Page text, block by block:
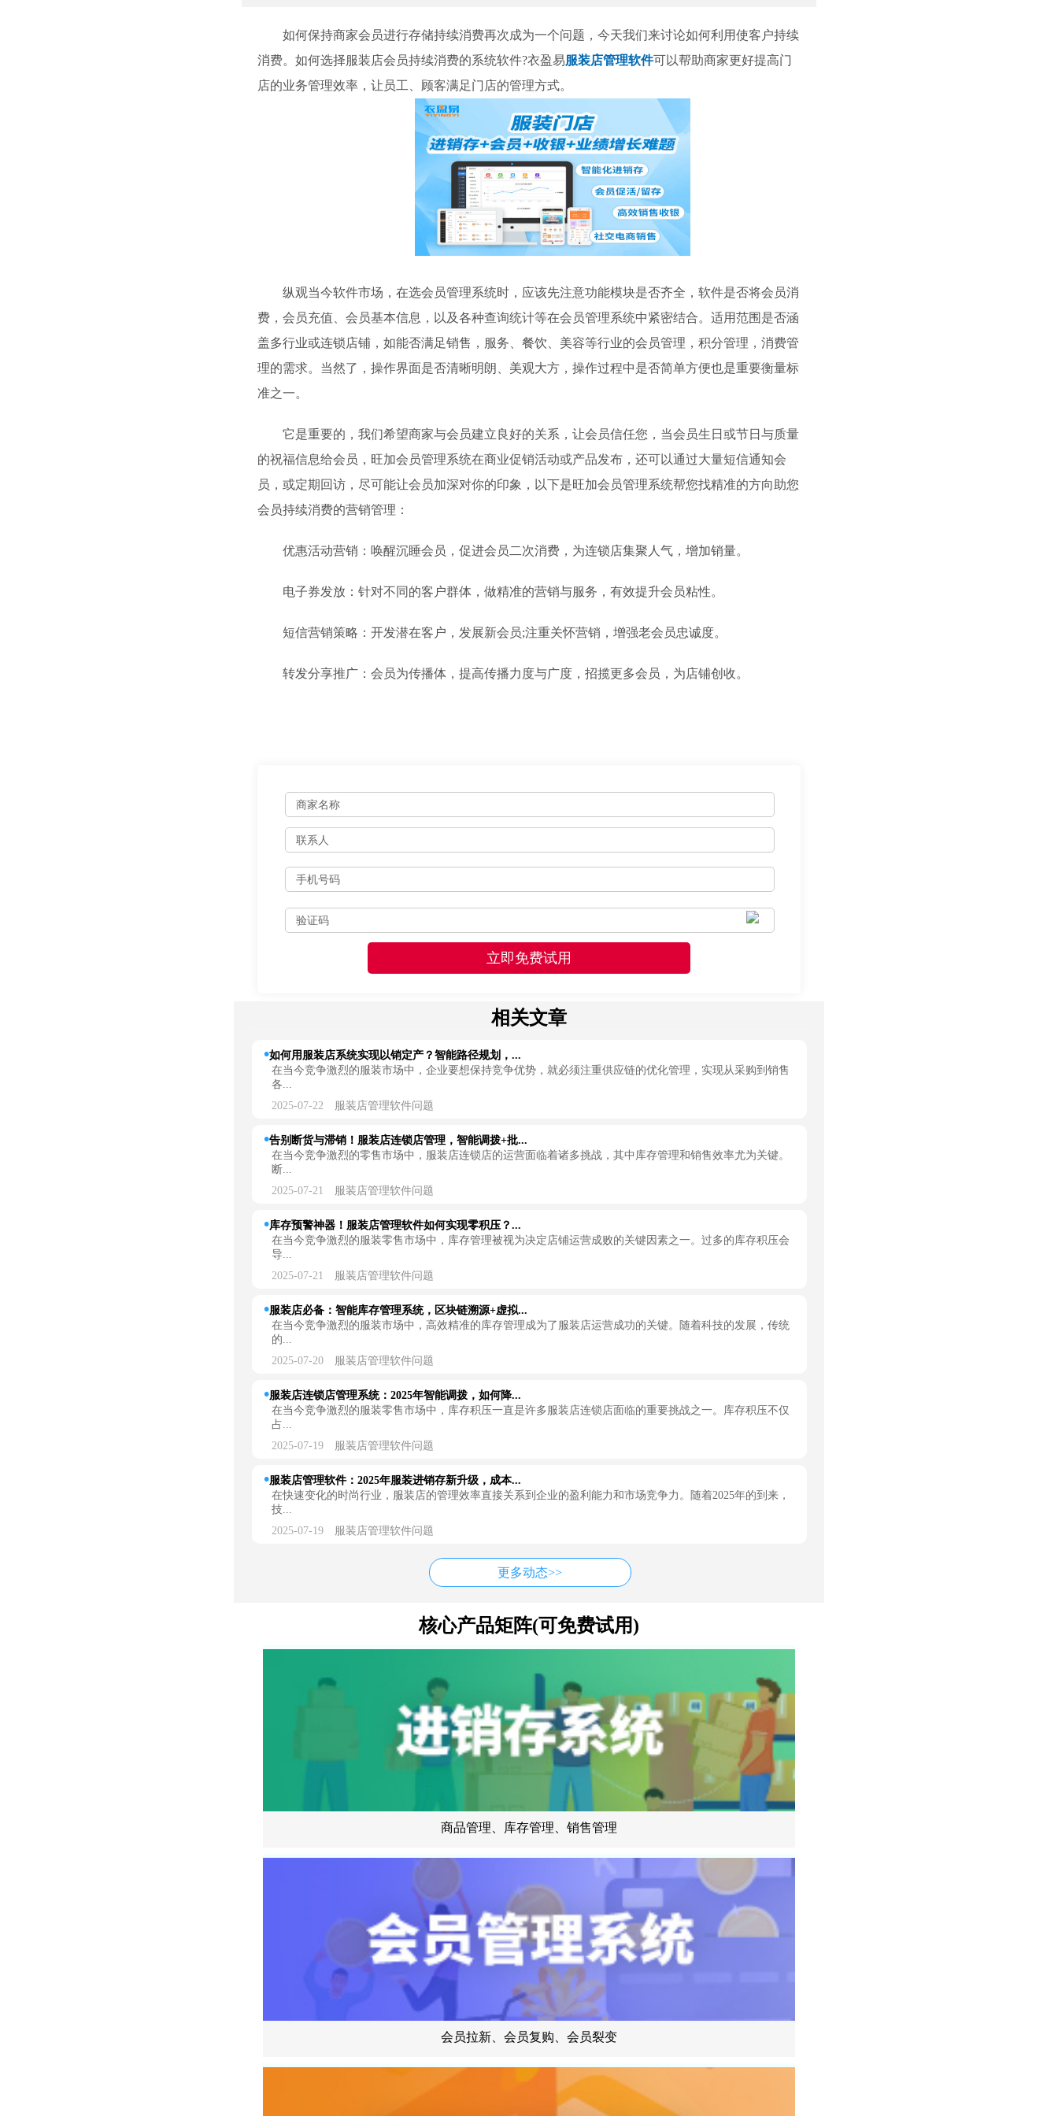
如何保持商家会员进行存储持续消费再次成为一个问题，今天我们来讨论如何利用使客户持续
消费。如何选择服装店会员持续消费的系统软件?衣盈易服装店管理软件可以帮助商家更好提高门
店的业务管理效率，让员工、顾客满足门店的管理方式。
纵观当今软件市场，在选会员管理系统时，应该先注意功能模块是否齐全，软件是否将会员消
费，会员充值、会员基本信息，以及各种查询统计等在会员管理系统中紧密结合。适用范围是否涵
盖多行业或连锁店铺，如能否满足销售，服务、餐饮、美容等行业的会员管理，积分管理，消费管
理的需求。当然了，操作界面是否清晰明朗、美观大方，操作过程中是否简单方便也是重要衡量标
准之一。
它是重要的，我们希望商家与会员建立良好的关系，让会员信任您，当会员生日或节日与质量
的祝福信息给会员，旺加会员管理系统在商业促销活动或产品发布，还可以通过大量短信通知会
员，或定期回访，尽可能让会员加深对你的印象，以下是旺加会员管理系统帮您找精准的方向助您
会员持续消费的营销管理：
优惠活动营销：唤醒沉睡会员，促进会员二次消费，为连锁店集聚人气，增加销量。
电子券发放：针对不同的客户群体，做精准的营销与服务，有效提升会员粘性。
短信营销策略：开发潜在客户，发展新会员;注重关怀营销，增强老会员忠诚度。
转发分享推广：会员为传播体，提高传播力度与广度，招揽更多会员，为店铺创收。
相关文章
如何用服装店系统实现以销定产？智能路径规划，...
在当今竞争激烈的服装市场中，企业要想保持竞争优势，就必须注重供应链的优化管理，实现从采购到销售
各...
2025-07-22 服装店管理软件问题
告别断货与滞销！服装店连锁店管理，智能调拨+批...
在当今竞争激烈的零售市场中，服装店连锁店的运营面临着诸多挑战，其中库存管理和销售效率尤为关键。
断...
2025-07-21 服装店管理软件问题
库存预警神器！服装店管理软件如何实现零积压？...
在当今竞争激烈的服装零售市场中，库存管理被视为决定店铺运营成败的关键因素之一。过多的库存积压会
导...
2025-07-21 服装店管理软件问题
服装店必备：智能库存管理系统，区块链溯源+虚拟...
在当今竞争激烈的服装市场中，高效精准的库存管理成为了服装店运营成功的关键。随着科技的发展，传统
的...
2025-07-20 服装店管理软件问题
服装店连锁店管理系统：2025年智能调拨，如何降...
在当今竞争激烈的服装零售市场中，库存积压一直是许多服装店连锁店面临的重要挑战之一。库存积压不仅
占...
2025-07-19 服装店管理软件问题
服装店管理软件：2025年服装进销存新升级，成本...
在快速变化的时尚行业，服装店的管理效率直接关系到企业的盈利能力和市场竞争力。随着2025年的到来，
技...
2025-07-19 服装店管理软件问题
更多动态>>
核心产品矩阵(可免费试用)
商品管理、库存管理、销售管理
会员拉新、会员复购、会员裂变